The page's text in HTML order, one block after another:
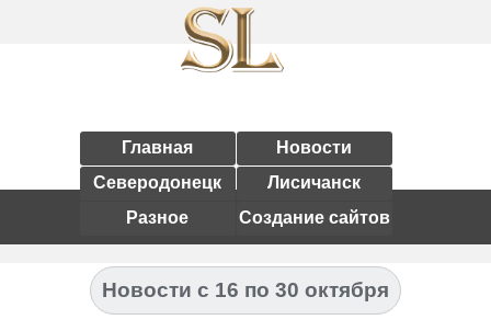
Главная
Новости
Северодонецк
Лисичанск
Разное
Создание сайтов
Новости с 16 по 30 октября